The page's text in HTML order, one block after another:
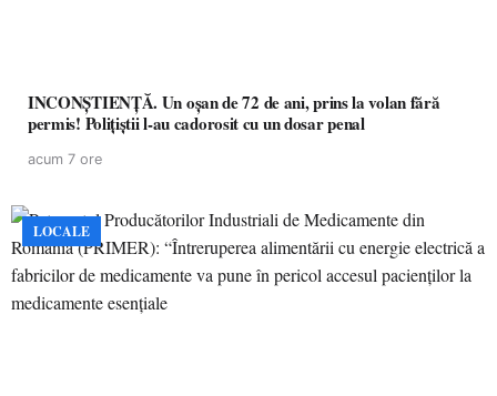
INCONȘTIENȚĂ. Un oșan de 72 de ani, prins la volan fără
permis! Polițiștii l-au cadorosit cu un dosar penal
acum 7 ore
LOCALE